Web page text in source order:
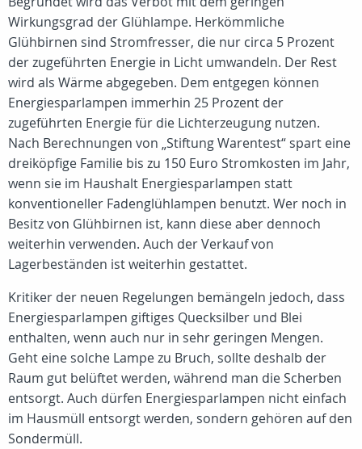
Wirkungsgrad der Glühlampe. Herkömmliche
Glühbirnen sind Stromfresser, die nur circa 5 Prozent
der zugeführten Energie in Licht umwandeln. Der Rest
wird als Wärme abgegeben. Dem entgegen können
Energiesparlampen immerhin 25 Prozent der
zugeführten Energie für die Lichterzeugung nutzen.
Nach Berechnungen von „Stiftung Warentest“ spart eine
dreiköpfige Familie bis zu 150 Euro Stromkosten im Jahr,
wenn sie im Haushalt Energiesparlampen statt
konventioneller Fadenglühlampen benutzt. Wer noch in
Besitz von Glühbirnen ist, kann diese aber dennoch
weiterhin verwenden. Auch der Verkauf von
Lagerbeständen ist weiterhin gestattet.
Kritiker der neuen Regelungen bemängeln jedoch, dass
Energiesparlampen giftiges Quecksilber und Blei
enthalten, wenn auch nur in sehr geringen Mengen.
Geht eine solche Lampe zu Bruch, sollte deshalb der
Raum gut belüftet werden, während man die Scherben
entsorgt. Auch dürfen Energiesparlampen nicht einfach
im Hausmüll entsorgt werden, sondern gehören auf den
Sondermüll.